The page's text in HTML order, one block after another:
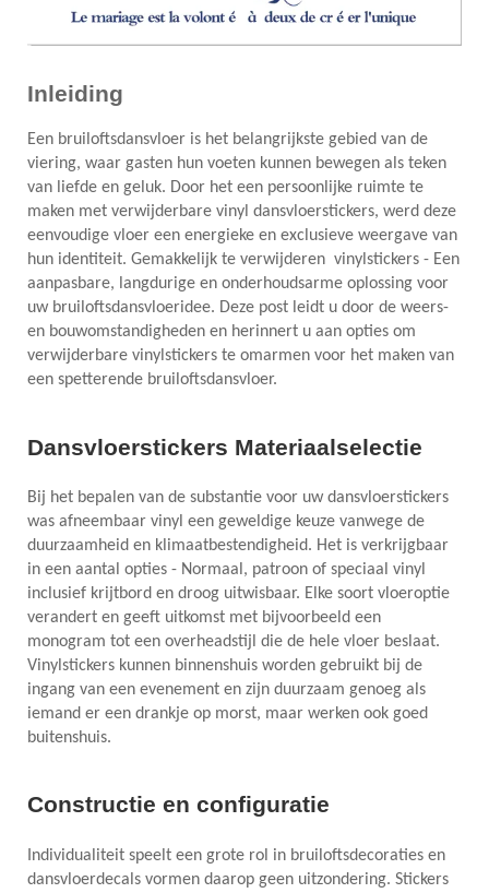
Inleiding
Een bruiloftsdansvloer is het belangrijkste gebied van de
viering, waar gasten hun voeten kunnen bewegen als teken
van liefde en geluk. Door het een persoonlijke ruimte te
maken met verwijderbare vinyl dansvloerstickers, werd deze
eenvoudige vloer een energieke en exclusieve weergave van
hun identiteit. Gemakkelijk te verwijderen vinylstickers - Een
aanpasbare, langdurige en onderhoudsarme oplossing voor
uw bruiloftsdansvloeridee. Deze post leidt u door de weers-
en bouwomstandigheden en herinnert u aan opties om
verwijderbare vinylstickers te omarmen voor het maken van
een spetterende bruiloftsdansvloer.
Dansvloerstickers Materiaalselectie
Bij het bepalen van de substantie voor uw dansvloerstickers
was afneembaar vinyl een geweldige keuze vanwege de
duurzaamheid en klimaatbestendigheid. Het is verkrijgbaar
in een aantal opties - Normaal, patroon of speciaal vinyl
inclusief krijtbord en droog uitwisbaar. Elke soort vloeroptie
verandert en geeft uitkomst met bijvoorbeeld een
monogram tot een overheadstijl die de hele vloer beslaat.
Vinylstickers kunnen binnenshuis worden gebruikt bij de
ingang van een evenement en zijn duurzaam genoeg als
iemand er een drankje op morst, maar werken ook goed
buitenshuis.
Constructie en configuratie
Individualiteit speelt een grote rol in bruiloftsdecoraties en
dansvloerdecals vormen daarop geen uitzondering. Stickers